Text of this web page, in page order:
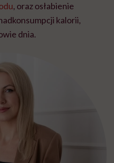
, oraz osłabienie
kalorii,
dnia.